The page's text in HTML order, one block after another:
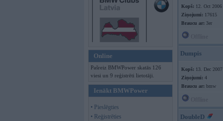
Online
Pašreiz BMWPower skatās 126
viesi un 9 reģistrēti lietotāji.
Ienākt BMWPower
• Pieslēgties
• Reģistrēties
Kopš: 12. Oct 2006
Ziņojumi: 17615
Braucu ar: 3er
Dumpis
Kopš: 13. Dec 2007
Ziņojumi: 4
Braucu ar: bmw
DoubleD